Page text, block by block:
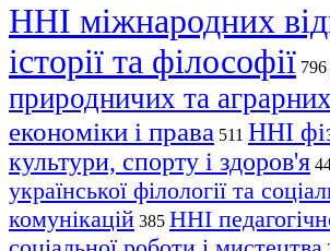
ННІ міжнародних
історії та філософії 796
природничих та
економіки і права 511 ННІ
культури, спорту і здоров'я
української філології та
комунікацій 385 ННІ